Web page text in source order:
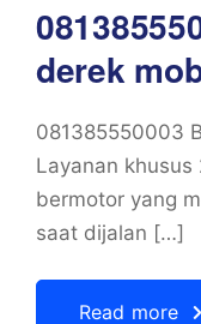
derek
081385550003
Layanan
bermotor yang
saat dijalan […]
Read more